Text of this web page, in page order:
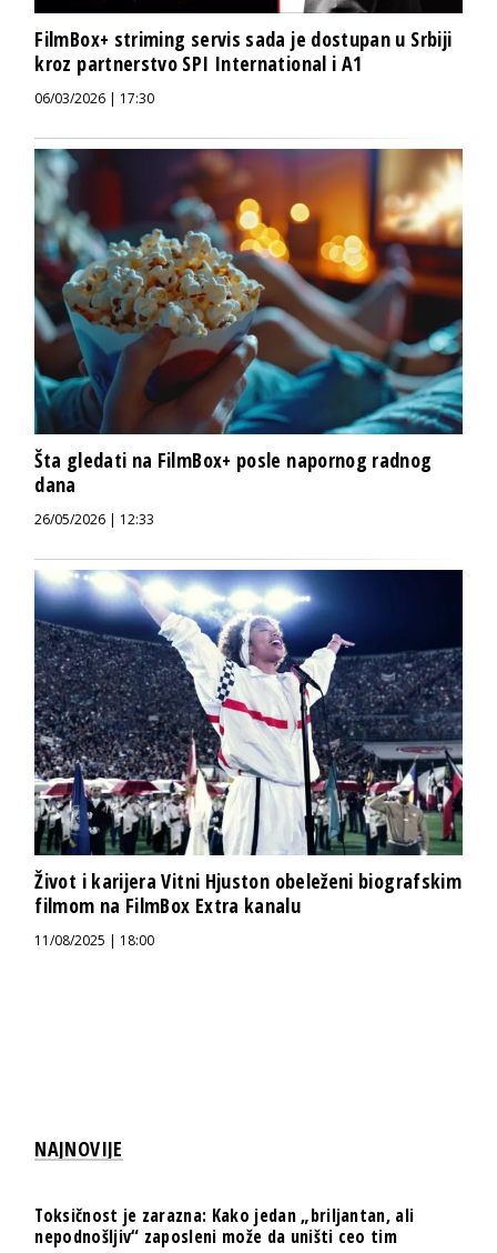
FilmBox+ striming servis sada je dostupan u Srbiji
kroz partnerstvo SPI International i A1
06/03/2026 | 17:30
Šta gledati na FilmBox+ posle napornog radnog
dana
26/05/2026 | 12:33
Život i karijera Vitni Hjuston obeleženi biografskim
filmom na FilmBox Extra kanalu
11/08/2025 | 18:00
NAJNOVIJE
Toksičnost je zarazna: Kako jedan „briljantan, ali
nepodnošljiv“ zaposleni može da uništi ceo tim